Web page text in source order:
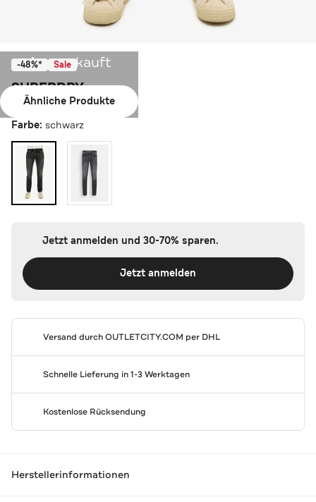
Ausverkauft
Ähnliche Produkte
-48%* Sale
SUPERDRY
Jeans schwarz slim
Farbe: schwarz
Jetzt anmelden und 30-70% sparen.
Jetzt anmelden
Versand durchOUTLETCITY.COM per DHL
Schnelle Lieferung in 1-3 Werktagen
Kostenlose Rücksendung
Herstellerinformationen